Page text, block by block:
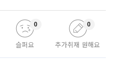
슬퍼요
0
추가취재 원해요
0